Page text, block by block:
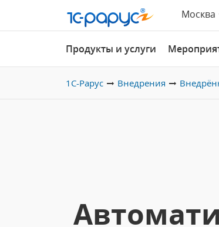
Москва
Продукты и услуги
1С-Рарус Внедрения